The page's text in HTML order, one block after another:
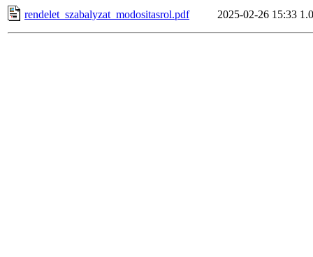
rendelet_szabalyzat_modositasrol.pdf
2025-02-26 15:33